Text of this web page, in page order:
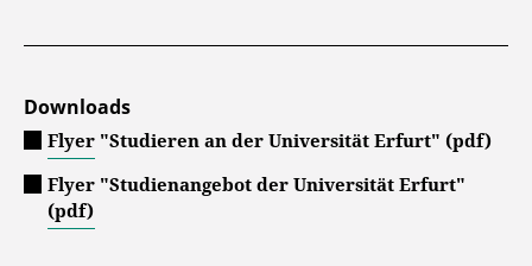
Downloads
Flyer "Studieren an der Universität Erfurt" (pdf)
Flyer "Studienangebot der Universität Erfurt"
(pdf)